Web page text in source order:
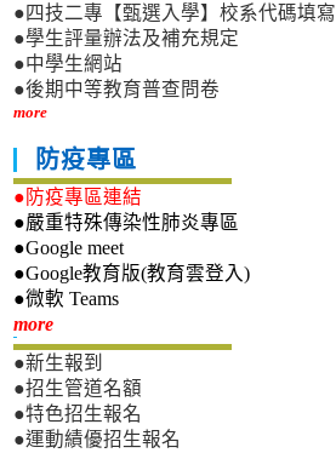
●四技二專【甄選入學】校系代碼填寫
●學生評量辦法及補充規定
●中學生網站
●後期中等教育普查問卷
more
防疫專區
●防疫專區連結
●嚴重特殊傳染性肺炎專區
●Google meet
●Google教育版(教育雲登入)
●微軟 Teams
more新生專區
●新生報到
●招生管道名額
●特色招生報名
●運動績優招生報名